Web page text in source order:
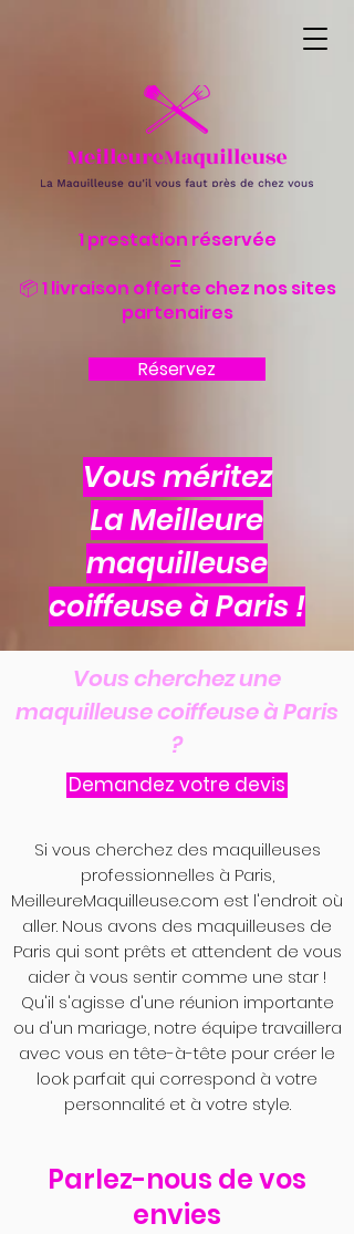
1 prestation réservée
=
📦 1 livraison offerte chez nos sites
partenaires
Réservez
Vous méritez
La Meilleure
maquilleuse
coiffeuse à Paris !
Vous cherchez une
maquilleuse coiffeuse à Paris
?
Demandez votre devis
Si vous cherchez des maquilleuses
professionnelles à Paris,
MeilleureMaquilleuse.com est l'endroit où
aller. Nous avons des maquilleuses de
Paris qui sont prêts et attendent de vous
aider à vous sentir comme une star !
Qu'il s'agisse d'une réunion importante
ou d'un mariage, notre équipe travaillera
avec vous en tête-à-tête pour créer le
look parfait qui correspond à votre
personnalité et à votre style.
Parlez-nous de vos
envies